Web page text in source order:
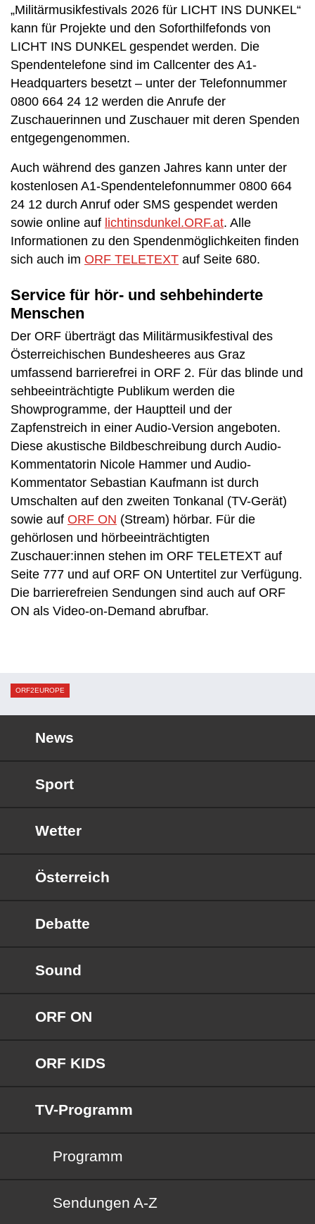
„Militärmusikfestivals 2026 für LICHT INS DUNKEL“
kann für Projekte und den Soforthilfefonds von
LICHT INS DUNKEL gespendet werden. Die
Spendentelefone sind im Callcenter des A1-
Headquarters besetzt – unter der Telefonnummer
0800 664 24 12 werden die Anrufe der
Zuschauerinnen und Zuschauer mit deren Spenden
entgegengenommen.
Auch während des ganzen Jahres kann unter der
kostenlosen A1-Spendentelefonnummer 0800 664
24 12 durch Anruf oder SMS gespendet werden
sowie online auf lichtinsdunkel.ORF.at. Alle
Informationen zu den Spendenmöglichkeiten finden
sich auch im ORF TELETEXT auf Seite 680.
Service für hör- und sehbehinderte
Menschen
Der ORF überträgt das Militärmusikfestival des
Österreichischen Bundesheeres aus Graz
umfassend barrierefrei in ORF 2. Für das blinde und
sehbeeinträchtigte Publikum werden die
Showprogramme, der Hauptteil und der
Zapfenstreich in einer Audio-Version angeboten.
Diese akustische Bildbeschreibung durch Audio-
Kommentatorin Nicole Hammer und Audio-
Kommentator Sebastian Kaufmann ist durch
Umschalten auf den zweiten Tonkanal (TV-Gerät)
sowie auf ORF ON (Stream) hörbar. Für die
gehörlosen und hörbeeinträchtigten
Zuschauer:innen stehen im ORF TELETEXT auf
Seite 777 und auf ORF ON Untertitel zur Verfügung.
Die barrierefreien Sendungen sind auch auf ORF
ON als Video-on-Demand abrufbar.
ORF2EUROPE
News
Sport
Wetter
Österreich
Debatte
Sound
ORF ON
ORF KIDS
TV-Programm
Programm
Sendungen von A bis Z
Sendungen A-Z